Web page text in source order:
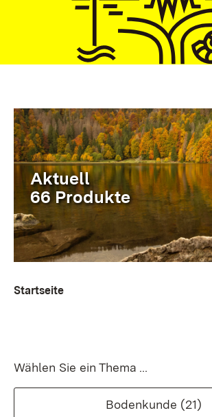
Aktuell
66 Produkte
Pfadnavigation
Startseite
Wählen Sie ein Thema ...
Bodenkunde (21)